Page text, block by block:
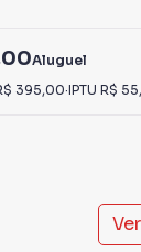
Aluguel
395,00·IPTU R$